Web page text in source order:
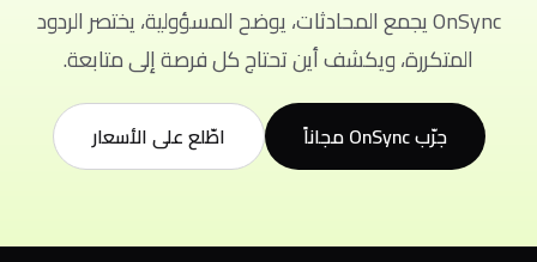
OnSync يجمع المحادثات، يوضح المسؤولية، يختصر الردود
المتكررة، ويكشف أين تحتاج كل فرصة إلى متابعة.
جرّب OnSync مجاناً اطّلع على الأسعار